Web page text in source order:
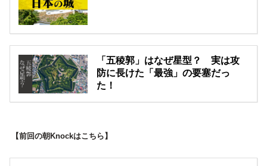
「五稜郭」はなぜ星型？ 実は攻
防に長けた「最強」の要塞だっ
た！
【前回の朝Knockはこちら】